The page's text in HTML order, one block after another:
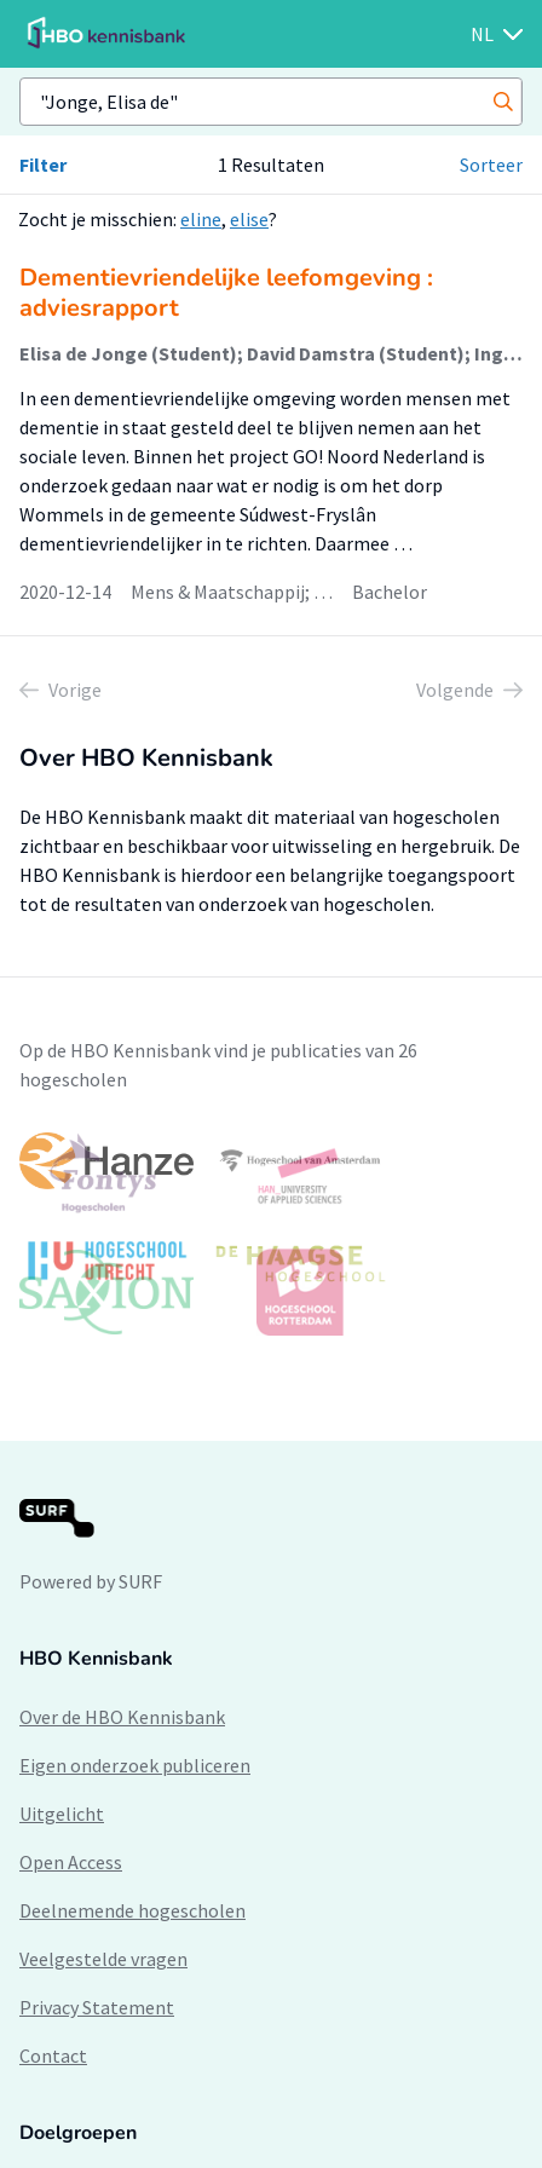
NL
Filter 1 Resultaten Sorteer
Zocht je misschien: eline, elise?
Dementievriendelijke leefomgeving :
adviesrapport
Elisa de Jonge (Student); David Damstra (Student); Ingrid Bakker (Begeleider)
In een dementievriendelijke omgeving worden mensen met
dementie in staat gesteld deel te blijven nemen aan het
sociale leven. Binnen het project GO! Noord Nederland is
onderzoek gedaan naar wat er nodig is om het dorp
Wommels in de gemeente Súdwest-Fryslân
dementievriendelijker in te richten. Daarmee …
2020-12-14
Mens & Maatschappij; … Bachelor
Vorige Volgende
Over HBO Kennisbank
De HBO Kennisbank maakt dit materiaal van hogescholen
zichtbaar en beschikbaar voor uitwisseling en hergebruik. De
HBO Kennisbank is hierdoor een belangrijke toegangspoort
tot de resultaten van onderzoek van hogescholen.
Op de HBO Kennisbank vind je publicaties van 26
hogescholen
Powered by SURF
HBO Kennisbank
Over de HBO Kennisbank
Eigen onderzoek publiceren
Uitgelicht
Open Access
Deelnemende hogescholen
Veelgestelde vragen
Privacy Statement
Contact
Doelgroepen